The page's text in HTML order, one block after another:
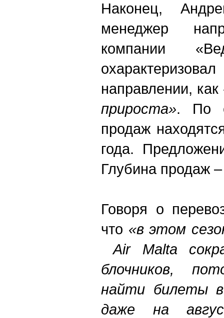
Наконец,
менеджер
компании
направлении, как
прироста». По
продаж
года.
Глубина продаж
Говоря о
что «в этом
Air Malta
блочников,
найти билеты в
даже на